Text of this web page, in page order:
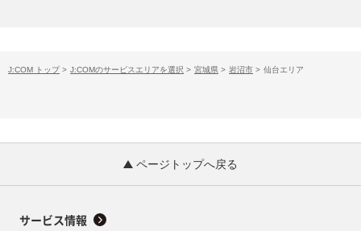
J:COM トップ > J:COMのサービスエリアを選択 > 宮城県 > 岩沼市 > 仙台エリア
ページトップへ戻る
サービス情報